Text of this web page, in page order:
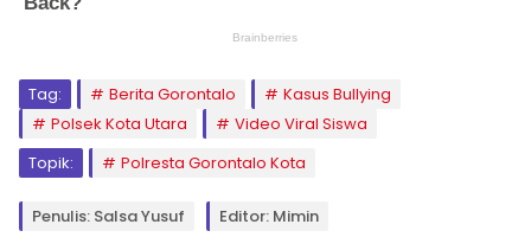
Tag: Berita Gorontalo
Kasus Bullying
Polsek Kota Utara
Video Viral Siswa
Topik:
Polresta Gorontalo Kota
Penulis: Salsa Yusuf Editor: Mimin